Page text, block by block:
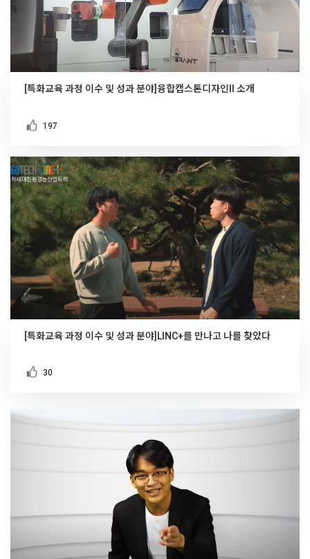
[특화교육 과정 이수 및 성과 분야]융합캡스톤디자인II 소개
197
[특화교육 과정 이수 및 성과 분야]LINC+를 만나고 나를 찾았다
30